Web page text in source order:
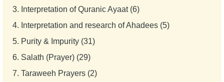
3. Interpretation of Quranic Ayaat (6)
4. Interpretation and research of Ahadees (5)
5. Purity & Impurity (31)
6. Salath (Prayer) (29)
7. Taraweeh Prayers (2)